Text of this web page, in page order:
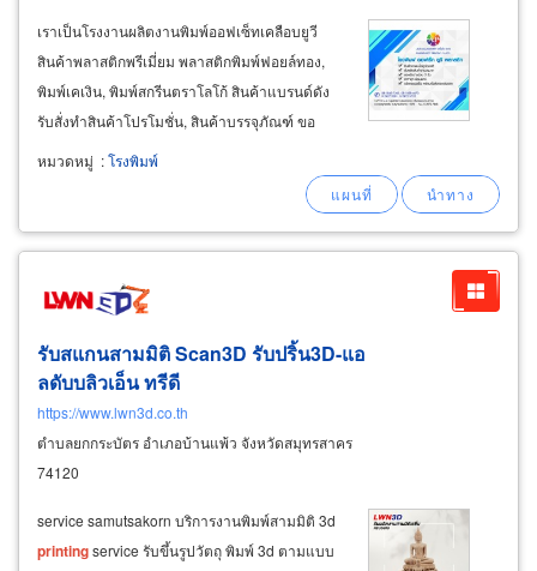
เราเป็นโรงงานผลิตงานพิมพ์ออฟเซ็ทเคลือบยูวี
สินค้าพลาสติกพรีเมี่ยม พลาสติกพิมพ์ฟอยล์ทอง,
พิมพ์เคเงิน, พิมพ์สกรีนตราโลโก้ สินค้าแบรนด์ดัง
รับสั่งทำสินค้าโปรโมชั่น, สินค้าบรรจุภัณฑ์ ขอ
งกิ๊ฟ-เครื่องเขียน, สินค้าจัดรายการของแจกแถม,
สินค้ารางวัล, ของสมนาคุณ, ของชำร่วยที่ระลึกใน
หมวดหมู่ :โรงพิมพ์
รับสแกนสามมิติ Scan3D รับปริ้น3D-แอ
ลดับบลิวเอ็น ทรีดี
https://www.lwn3d.co.th
ตำบลยกกระบัตร อำเภอบ้านแพ้ว จังหวัดสมุทรสาคร
74120
service samutsakorn บริการงานพิมพ์สามมิติ 3d
printingservice รับขึ้นรูปวัตถุ พิมพ์ 3d ตามแบบ